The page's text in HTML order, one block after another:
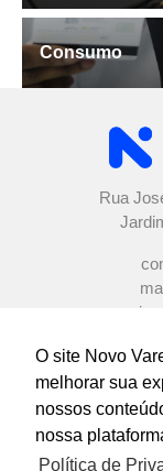
O site Novo
melhorar sua
nossos
nossa
Política de
Consumo
Rua